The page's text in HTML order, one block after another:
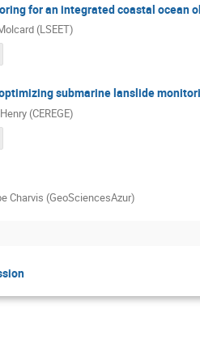
for an integrated coastal ocean
(LSEET)
submarine lanslide
(CEREGE)
Charvis (GeoSciencesAzur)